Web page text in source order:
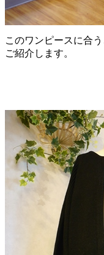
このワンピースに合
ご紹介します。